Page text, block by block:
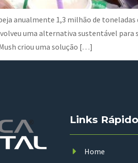
anualmente 1,3 milhão de
uma alternativa sustentável
criou uma solução […]
Links
Home